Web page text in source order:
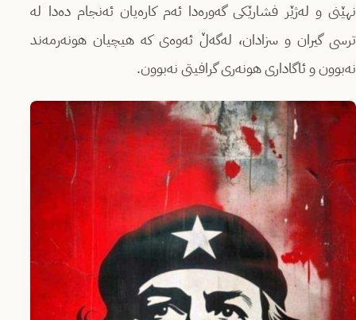
نهێنی و لەژێر فشارێکی گەورەدا ئەم کارەیان ئەنجام دەدا لە
ترسی گیران و سزادان، لەگەڵ ئەوەی کە هیچیان هونەرمەند
نەبوون و ئاگاداری هونەری گرافیتی نەبوون.